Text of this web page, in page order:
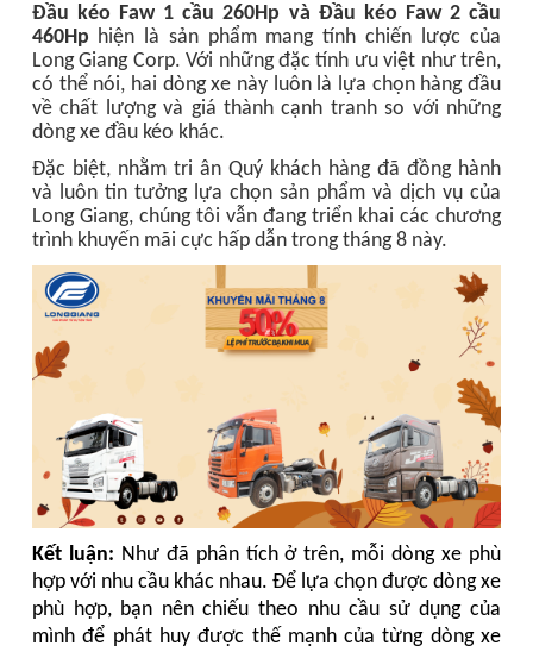
Đầu kéo Faw 1 cầu 260Hp và Đầu kéo Faw 2 cầu
460Hp hiện là sản phẩm mang tính chiến lược của
Long Giang Corp. Với những đặc tính ưu việt như trên,
có thể nói, hai dòng xe này luôn là lựa chọn hàng đầu
về chất lượng và giá thành cạnh tranh so với những
dòng xe đầu kéo khác.
Đặc biệt, nhằm tri ân Quý khách hàng đã đồng hành
và luôn tin tưởng lựa chọn sản phẩm và dịch vụ của
Long Giang, chúng tôi vẫn đang triển khai các chương
trình khuyến mãi cực hấp dẫn trong tháng 8 này.
Kết luận: Như đã phân tích ở trên, mỗi dòng xe phù
hợp với nhu cầu khác nhau. Để lựa chọn được dòng xe
phù hợp, bạn nên chiếu theo nhu cầu sử dụng của
mình để phát huy được thế mạnh của từng dòng xe